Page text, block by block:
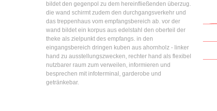
bildet den gegenpol zu dem hereinfließenden überzug.
die wand schirmt zudem den durchgangsverkehr und
das treppenhaus vom empfangsbereich ab. vor der
wand bildet ein korpus aus edelstahl den oberteil der
theke als zielpunkt des empfangs. in den
eingangsbereich dringen kuben aus ahornholz - linker
hand zu ausstellungszwecken, rechter hand als flexibel
nutzbarer raum zum verweilen, informieren und
besprechen mit infoterminal, garderobe und
getränkebar.